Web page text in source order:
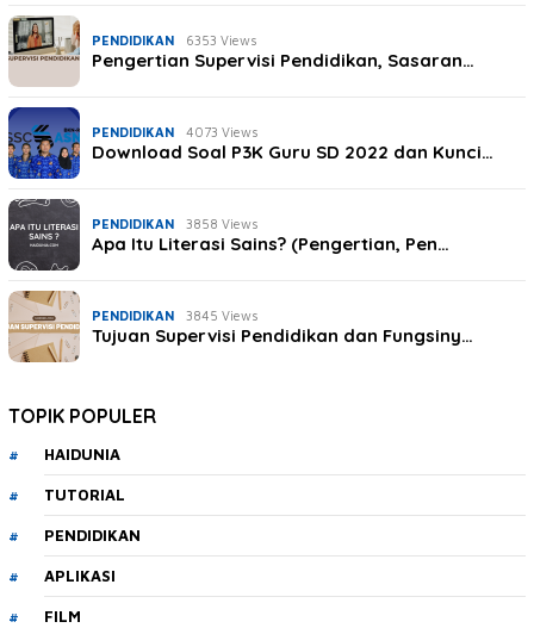
PENDIDIKAN 6353 Views
Pengertian Supervisi Pendidikan, Sasaran…
PENDIDIKAN 4073 Views
Download Soal P3K Guru SD 2022 dan Kunci…
PENDIDIKAN 3858 Views
Apa Itu Literasi Sains? (Pengertian, Pen…
PENDIDIKAN 3845 Views
Tujuan Supervisi Pendidikan dan Fungsiny…
TOPIK POPULER
HAIDUNIA
TUTORIAL
PENDIDIKAN
APLIKASI
FILM